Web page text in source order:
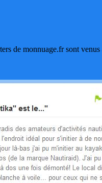
de monnuage.fr sont